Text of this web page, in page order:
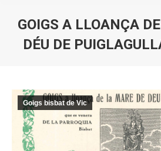
GOIGS A LLOANÇA
DÉU DE
Goigs bisbat de Vic